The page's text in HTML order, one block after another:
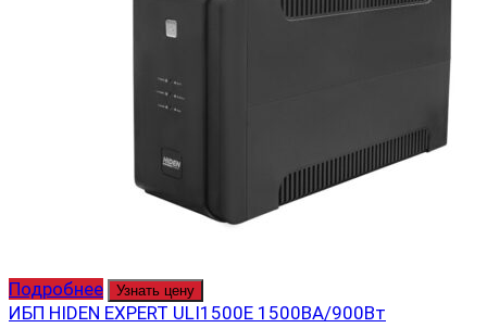
Подробнее Узнать цену
ИБП HIDEN EXPERT ULI1500E 1500ВА/900Вт